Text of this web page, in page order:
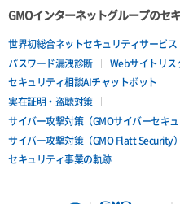
ポートデタッチ
ボリュームアタッチ
ボリュームデタッチ
GMOインターネットグループのセ
世界初総合ネットセキュリティサービス
パスワード漏洩診断
Webサイトリス
セキュリティ相談AIチャットボット
実在証明・盗聴対策
サイバー攻撃対策（GMOサイバーセキ
サイバー攻撃対策（GMO Flatt Security）
セキュリティ事業の軌跡